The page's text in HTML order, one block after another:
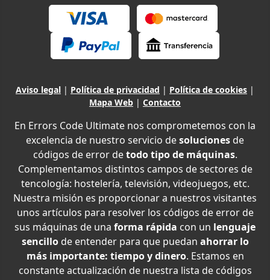
Aviso legal | Política de privacidad | Política de cookies |
Mapa Web | Contacto
En Errors Code Ultimate nos comprometemos con la
excelencia de nuestro servicio desoluciones de
códigos de error detodo tipo de máquinas.
Complementamos distintos campos de sectores de
tencología: hostelería, televisión, videojuegos, etc.
Nuestra misión es proporcionar a nuestros visitantes
unos artículos para resolver los códigos de error de
sus máquinas de una forma rápida con un lenguaje
sencillode entender para que puedan ahorrar lo
más importante: tiempo y dinero. Estamos en
constante actualización de nuestra lista de códigos